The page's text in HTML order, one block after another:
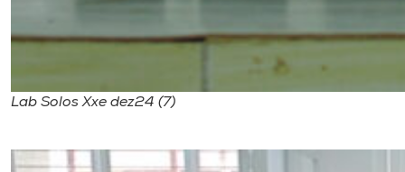
Lab Solos Xxe dez24 (7)